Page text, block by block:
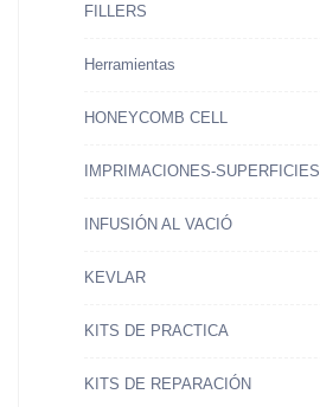
FILLERS
Herramientas
HONEYCOMB CELL
IMPRIMACIONES-SUPERFICIES
INFUSIÓN AL VACIÓ
KEVLAR
KITS DE PRACTICA
KITS DE REPARACIÓN